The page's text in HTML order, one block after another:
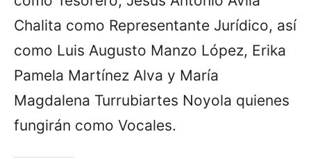
Chalita como Representante Jurídico, así
como Luis Augusto Manzo López, Erika
Pamela Martínez Alva y María
Magdalena Turrubiartes Noyola quienes
fungirán como Vocales.